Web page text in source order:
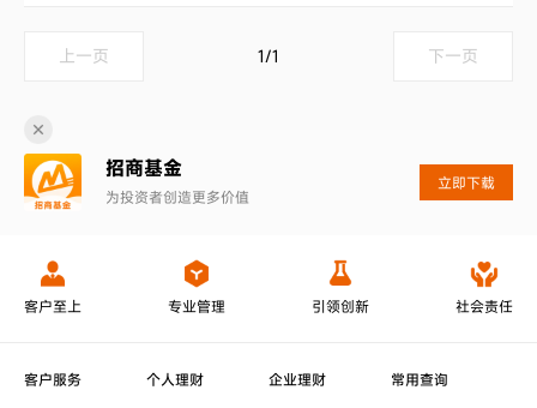
上一页 1/1 下一页
招商基金
为投资者创造更多价值
立即下载
客户至上 专业管理 引领创新 社会责任
客户服务 个人理财 企业理财 常用查询